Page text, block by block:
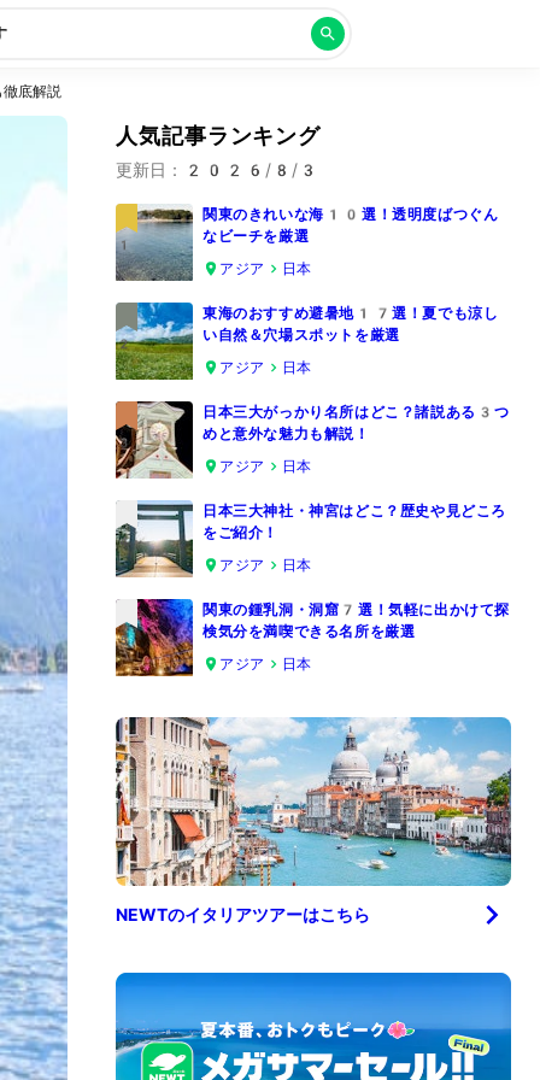
徹底解説
人気記事ランキング
更新日： 2026/8/3
1
関東のきれいな海10選！透明度ばつぐん
なビーチを厳選
アジア
日本
2
東海のおすすめ避暑地17選！夏でも涼し
い自然＆穴場スポットを厳選
アジア
日本
3
日本三大がっかり名所はどこ？諸説ある3つ
めと意外な魅力も解説！
アジア
日本
4
日本三大神社・神宮はどこ？歴史や見どころ
をご紹介！
アジア
日本
5
関東の鍾乳洞・洞窟7選！気軽に出かけて探
検気分を満喫できる名所を厳選
アジア
日本
NEWTのイタリアツアーはこちら